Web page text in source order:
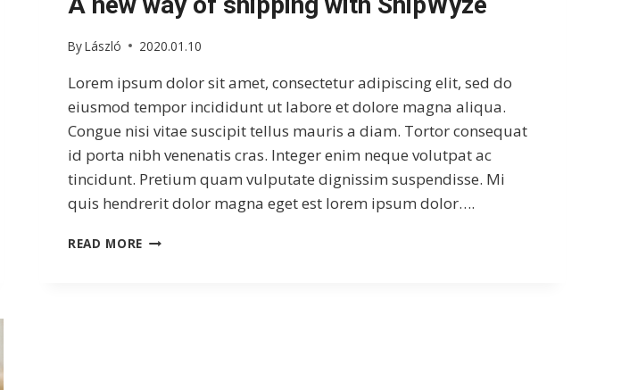
ByLászló 2020.01.10
Lorem ipsum dolor sit amet, consectetur adipiscing elit, sed do
eiusmod tempor incididunt ut labore et dolore magna aliqua.
Congue nisi vitae suscipit tellus mauris a diam. Tortor consequat
id porta nibh venenatis cras. Integer enim neque volutpat ac
tincidunt. Pretium quam vulputate dignissim suspendisse. Mi
quis hendrerit dolor magna eget est lorem ipsum dolor….
READ MORE A